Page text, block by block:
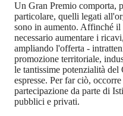
Un Gran Premio comporta,
particolare, quelli legati
sono in aumento. Affinché
necessario aumentare i
ampliando l'offerta -
promozione territoriale,
le tantissime potenzialità del
espresse. Per far ciò,
partecipazione da parte di
pubblici e privati.